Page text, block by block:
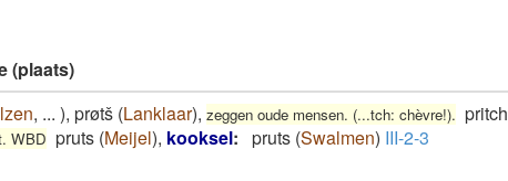
(plaats)
, ... ), prøtš (Lanklaar), zeggen oude mensen. (...tch: chèvre!). pritch
WBD pruts (Meijel), kooksel: pruts (Swalmen) III-2-3